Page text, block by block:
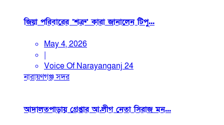
জিয়া পরিবারের ‘শত্রু’ কারা জানালেন টিপু...
May 4, 2026
|
Voice Of Narayanganj 24
নারায়ণগঞ্জ সদর
আদালতপাড়ায় গ্রেপ্তার আ.লীগ নেতা সিরাজ মন...